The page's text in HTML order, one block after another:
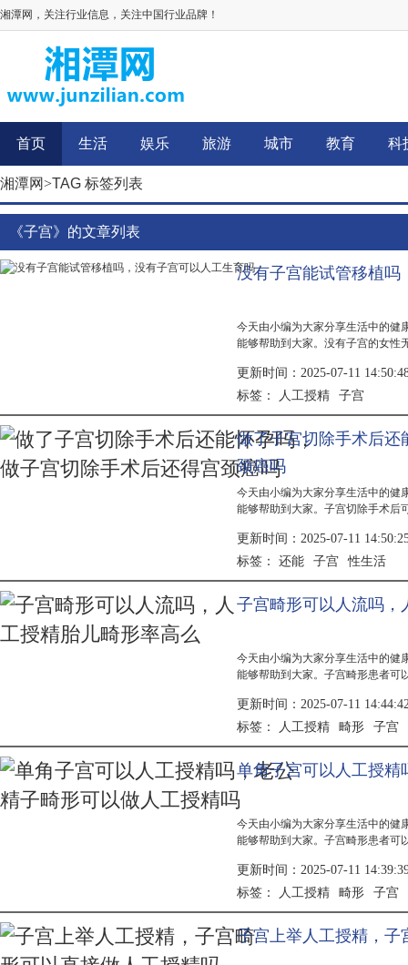
湘潭网，关注行业信息，关注中国行业品牌！
首页 生活 娱乐 旅游 城市 教育 科
湘潭网>TAG 标签列表
《子宫》的文章列表
没有子宫能试管移植吗
今天由小编为大家分享生活中的健
能够帮助到大家。没有子宫的女性
的关系...
更新时间：2025-07-11
标签：
人工授精 子宫
做了子宫切除手术后还
颈癌吗
今天由小编为大家分享生活中的健
能够帮助到大家。子宫切除手术后
需注...
更新时间：2025-07-11
标签： 还能 子宫 性生活
子宫畸形可以人流吗，
今天由小编为大家分享生活中的健
能够帮助到大家。子宫畸形患者可
畸形如...
更新时间：2025-07-11
标签：
人工授精 畸形 子宫
单角子宫可以人工授精
今天由小编为大家分享生活中的健
能够帮助到大家。子宫畸形患者可
括手术...
更新时间：2025-07-11
标签：
人工授精 畸形 子宫
子宫上举人工授精，子